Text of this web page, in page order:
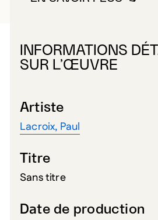
À PROPOS
INFORMATIONS
SUR L’ŒUVRE
Artiste
Lacroix, Paul
Titre
Sans titre
Date de production